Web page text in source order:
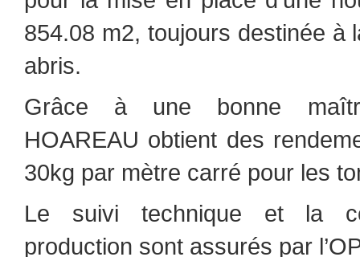
854.08 m2, toujours destinée à
abris.
Grâce à une bonne
HOAREAU obtient des
30kg par mètre carré pour les
Le suivi technique et la
production sont assurés par